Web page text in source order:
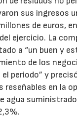
sus ingresos
de euros,
ejercicio. La
a “un buen y
de los
periodo” y
reseñables en la
agua